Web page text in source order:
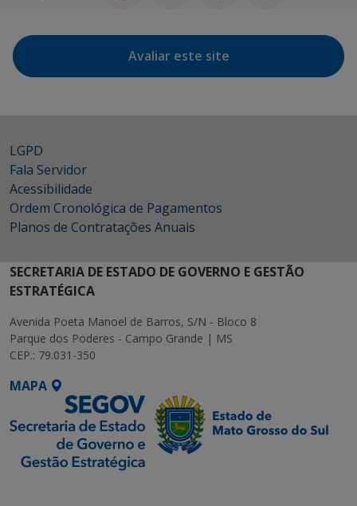
Avaliar este site
LGPD
Fala Servidor
Acessibilidade
Ordem Cronológica de Pagamentos
Planos de Contratações Anuais
SECRETARIA DE ESTADO DE GOVERNO E GESTÃO
ESTRATÉGICA
Avenida Poeta Manoel de Barros, S/N - Bloco 8
Parque dos Poderes - Campo Grande | MS
CEP.: 79.031-350
MAPA